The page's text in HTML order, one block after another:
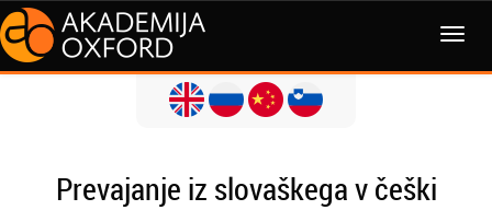
MENI
Prevajanje iz slovaškega v češki